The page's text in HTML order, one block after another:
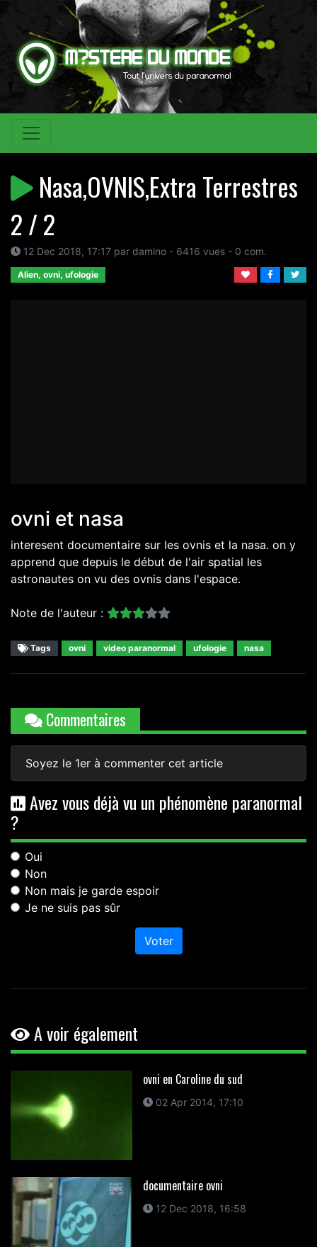
Nasa,OVNIS,Extra Terrestres
2 / 2
12 Dec 2018, 17:17 par damino - 6416 vues - 0 com.
Alien, ovni, ufologie
ovni et nasa
interesent documentaire sur les ovnis et la nasa. on y
apprend que depuis le début de l'air spatial les
astronautes on vu des ovnis dans l'espace.
Note de l'auteur :
Tags ovni video paranormal ufologie nasa
Commentaires
Soyez le 1er à commenter cet article
Avez vous déjà vu un phénomène paranormal
?
Oui
Non
Non mais je garde espoir
Je ne suis pas sûr
Voter
A voir également
ovni en Caroline du sud
02 Apr 2014, 17:10
documentaire ovni
12 Dec 2018, 16:58